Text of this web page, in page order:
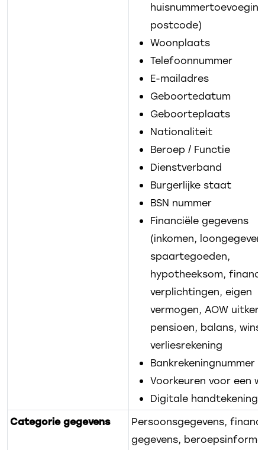
postcode)
Woonplaats
Telefoonnummer
E-mailadres
Geboortedatum
Geboorteplaats
Nationaliteit
Beroep / Functie
Dienstverband
Burgerlijke staat
BSN nummer
Financiële gegevens
(inkomen,
spaartegoeden,
hypotheeksom,
verplichtingen, eigen
vermogen, AOW
pensioen, balans,
verliesrekening
Bankrekeningnummer /
Voorkeuren voor een
Digitale handtekening
Categorie gegevens
Persoonsgegevens,
gegevens,